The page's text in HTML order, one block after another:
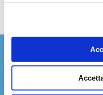
Newsletter